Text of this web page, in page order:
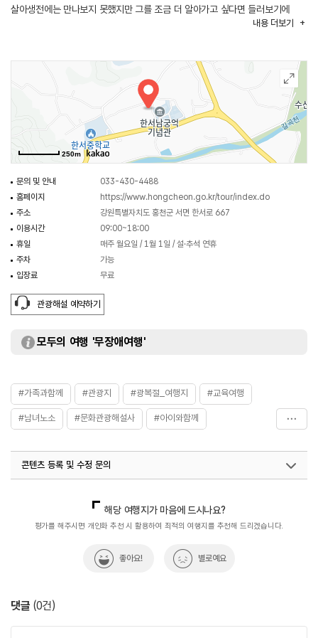
살아생전에는 만나보지 못했지만 그를 조금 더 알아가고 싶다면 들러보기에
좋은 곳이다. 또한 이곳은 휴식을 할 수 있는 공간이 많아 잠시 쉬어가기 좋은
내용 더보기
250m
문의 및 안내
033-430-4488
홈페이지
https://www.hongcheon.go.kr/tour/index.do
주소
강원특별자치도 홍천군 서면 한서로 667
이용시간
09:00~18:00
휴일
매주 월요일 / 1월 1일 / 설·추석 연휴
주차
가능
입장료
무료
관광해설 예약하기
모두의 여행 '무장애여행'
#가족과함께 #관광지 #광복절_여행지 #교육여행
#남녀노소 #문화관광해설사 #아이와함께
#역사탐방 #역사탐험
콘텐츠 등록 및 수정 문의
해당 여행지가 마음에 드시나요?
평가를 해주시면 개인화 추천 시 활용하여 최적의 여행지를 추천해 드리겠습니다.
좋아요! 별로예요
댓글 (0건)